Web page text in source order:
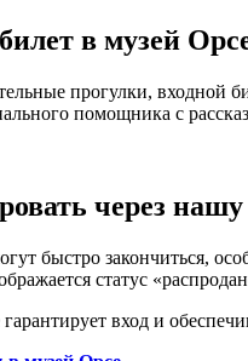
в музей
прогулки,
помощника с
через
быстро закончиться,
статус
вход и